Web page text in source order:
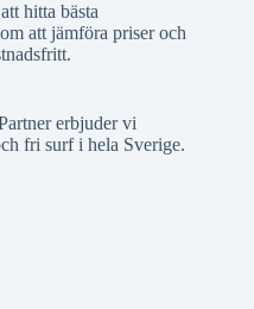
hitta bästa
att jämföra priser och
erbjuder vi
fri surf i hela Sverige.